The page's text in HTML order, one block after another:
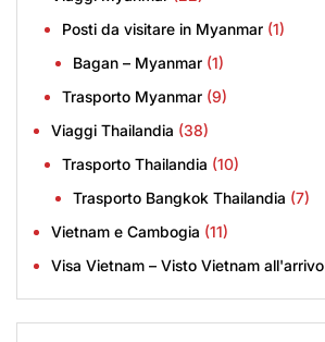
Posti da visitare in Myanmar (1)
Bagan – Myanmar (1)
Trasporto Myanmar (9)
Viaggi Thailandia (38)
Trasporto Thailandia (10)
Trasporto Bangkok Thailandia (7)
Vietnam e Cambogia (11)
Visa Vietnam – Visto Vietnam all'arrivo